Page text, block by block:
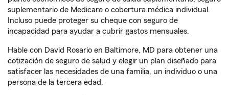
suplementario de Medicare o cobertura médica individual.
Incluso puede proteger su cheque con seguro de
incapacidad para ayudar a cubrir gastos mensuales.
Hable con David Rosario en Baltimore, MD para obtener una
cotización de seguro de salud y elegir un plan diseñado para
satisfacer las necesidades de una familia, un individuo o una
persona de la tercera edad.